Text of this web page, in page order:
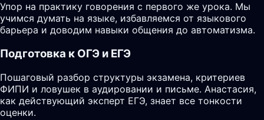
Упор на практику говорения с первого же урока. Мы
учимся думать на языке, избавляемся от языкового
барьера и доводим навыки общения до автоматизма.
Подготовка к ОГЭ и ЕГЭ
Пошаговый разбор структуры экзамена, критериев
ФИПИ и ловушек в аудировании и письме. Анастасия,
как действующий эксперт ЕГЭ, знает все тонкости
оценки.